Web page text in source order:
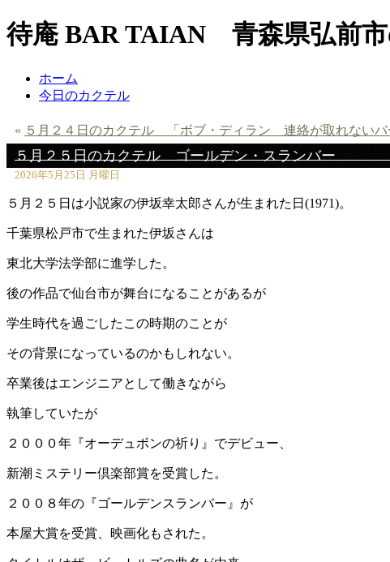
待庵 BAR TAIAN 青森県弘前
ホーム
今日のカクテル
« ５月２４日のカクテル 「ボブ・ディラン 連絡が取れないバ
５月２５日のカクテル ゴールデン・スランバー
2026年5月25日 月曜日
５月２５日は小説家の伊坂幸太郎さんが生まれた日(1971)。
千葉県松戸市で生まれた伊坂さんは
東北大学法学部に進学した。
後の作品で仙台市が舞台になることがあるが
学生時代を過ごしたこの時期のことが
その背景になっているのかもしれない。
卒業後はエンジニアとして働きながら
執筆していたが
２０００年『オーデュボンの祈り』でデビュー、
新潮ミステリー倶楽部賞を受賞した。
２００８年の『ゴールデンスランバー』が
本屋大賞を受賞、映画化もされた。